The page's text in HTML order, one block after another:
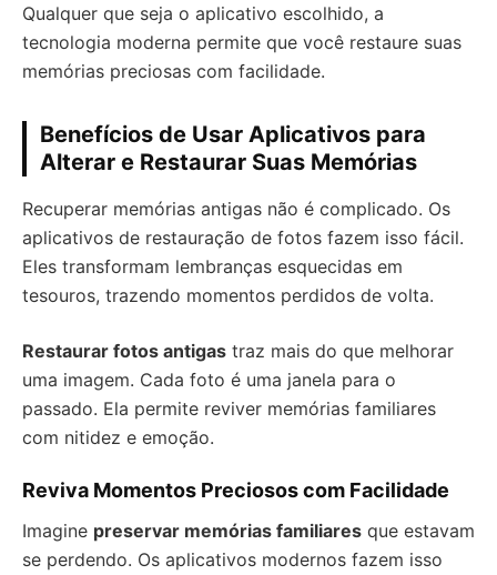
Qualquer que seja o aplicativo escolhido, a
tecnologia moderna permite que você restaure suas
memórias preciosas com facilidade.
Benefícios de Usar Aplicativos para
Alterar e Restaurar Suas Memórias
Recuperar memórias antigas não é complicado. Os
aplicativos de restauração de fotos fazem isso fácil.
Eles transformam lembranças esquecidas em
tesouros, trazendo momentos perdidos de volta.
Restaurar fotos antigas traz mais do que melhorar
uma imagem. Cada foto é uma janela para o
passado. Ela permite reviver memórias familiares
com nitidez e emoção.
Reviva Momentos Preciosos com Facilidade
Imagine preservar memórias familiares que estavam
se perdendo. Os aplicativos modernos fazem isso